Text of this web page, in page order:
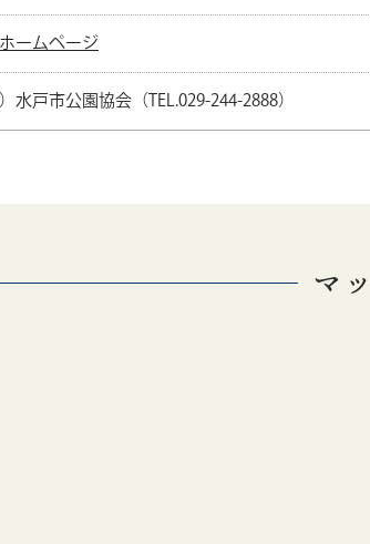
ームページ
）水戸市公園協会（TEL.029-244-2888）
マ